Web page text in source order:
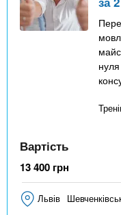
Вартість
13 400 грн
Львів